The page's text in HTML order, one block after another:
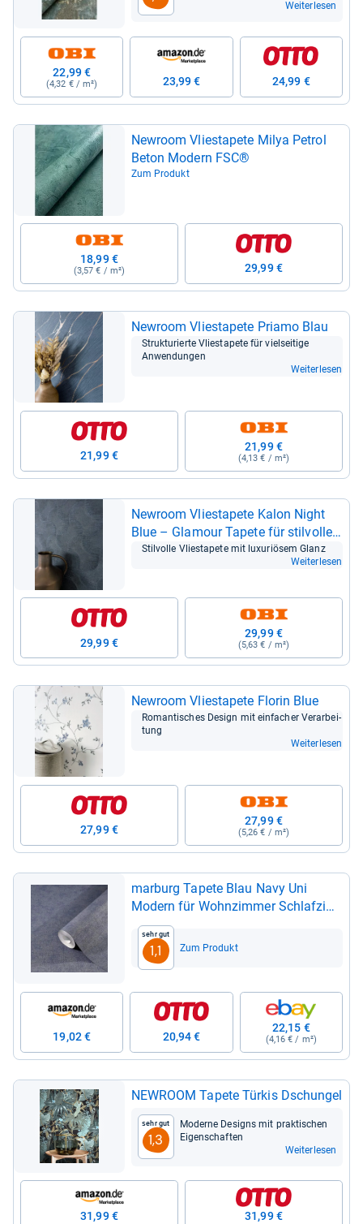
Weiterlesen
22,99 €
(4,32 € / m²) 23,99 € 24,99 €
Newroom Vlie­sta­pete Milya Petrol
Beton Modern FSC®
Zum Produkt
18,99 €
(3,57 € / m²) 29,99 €
Newroom Vlie­sta­pete Priamo Blau
Struk­tu­rierte Vlie­sta­pete für viel­sei­tige
Anwen­dun­gen
Weiterlesen
21,99 €
21,99 €
(4,13 € / m²)
Newroom Vlie­sta­pete Kalon Night
Blue – Gla­mour Tapete für stil­volle
Räume
Stil­volle Vlie­sta­pete mit luxu­ri­ösem Glanz
Weiterlesen
29,99 €
29,99 €
(5,63 € / m²)
Newroom Vlie­sta­pete Flo­rin Blue
Roman­ti­sches Design mit ein­fa­cher Ver­ar­bei­
tung
Weiterlesen
27,99 €
27,99 €
(5,26 € / m²)
mar­burg Tapete Blau Navy Uni
Modern für Wohn­zim­mer Schlaf­zim­
mer oder Küche Made in Ger­many
Pre­mium Qua­li­tät 32412
Sehr gut
1,1 Zum Produkt
19,02 € 20,94 €
22,15 €
(4,16 € / m²)
NEWROOM Tapete Tür­kis Dschun­gel
Sehr gut
1,3
Moderne Desi­gns mit prak­ti­schen
Eigen­schaf­ten
Weiterlesen
31,99 € 31,99 €